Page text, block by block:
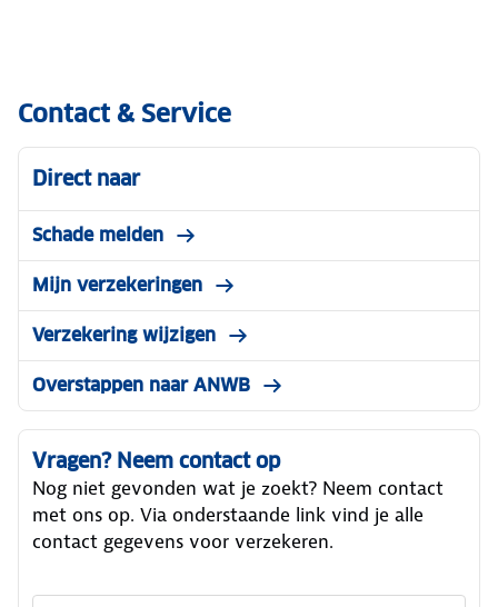
werkt
precies?
We
je
alles
over
schadevrije
jaren.
op
premie.
Bekijk
onze
bespaartips.
Contact & Service
Direct naar
Schade melden
Mijn verzekeringen
Verzekering wijzigen
Overstappen naar ANWB
Vragen? Neem contact op
Nog niet gevonden wat je zoekt? Neem contact
met ons op. Via onderstaande link vind je alle
contact gegevens voor verzekeren.